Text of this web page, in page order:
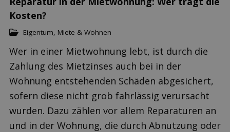
Kosten?
Eigentum, Miete & Wohnen
Wer in einer Mietwohnung lebt, ist durch die
Zahlung des Mietzinses auch bei in der
Wohnung entstehenden Schäden abgesichert,
sofern diese nicht grob fahrlässig verursacht
wurden. Dazu zählen vor allem Reparaturen an
und in der Wohnung, die durch Abnutzung oder